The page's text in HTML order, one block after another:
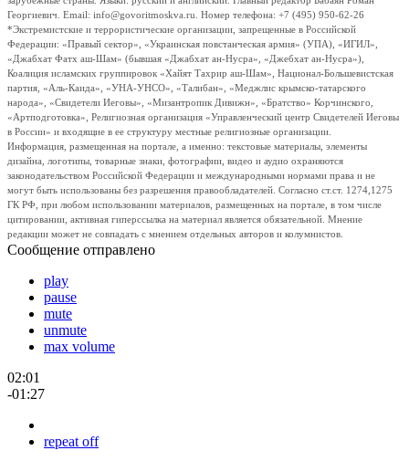
Георгиевич. Email: info@govoritmoskva.ru. Номер телефона: +7 (495) 950-62-26
*Экстремистские и террористические организации, запрещенные в Российской
Федерации: «Правый сектор», «Украинская повстанческая армия» (УПА), «ИГИЛ»,
«Джабхат Фатх аш-Шам» (бывшая «Джабхат ан-Нусра», «Джебхат ан-Нусра»),
Коалиция исламских группировок «Хайят Тахрир аш-Шам», Национал-Большевистская
партия, «Аль-Каида», «УНА-УНСО», «Талибан», «Меджлис крымско-татарского
народа», «Свидетели Иеговы», «Мизантропик Дивижн», «Братство» Корчинского,
«Артподготовка», Религиозная организация «Управленческий центр Свидетелей Иеговы
в России» и входящие в ее структуру местные религиозные организации.
Информация, размещенная на портале, а именно: текстовые материалы, элементы
дизайна, логотипы, товарные знаки, фотографии, видео и аудио охраняются
законодательством Российской Федерации и международными нормами права и не
могут быть использованы без разрешения правообладателей. Согласно ст.ст. 1274,1275
ГК РФ, при любом использовании материалов, размещенных на портале, в том числе
цитировании, активная гиперссылка на материал является обязательной. Мнение
редакции может не совпадать с мнением отдельных авторов и колумнистов.
Сообщение отправлено
play
pause
mute
unmute
max volume
02:01
-01:27
repeat off